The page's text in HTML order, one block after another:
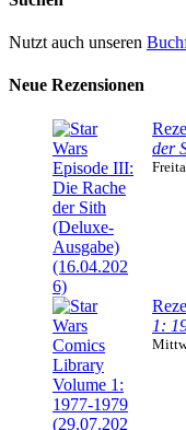
Nutzt auch unseren
Neue Rezensionen
der
1: